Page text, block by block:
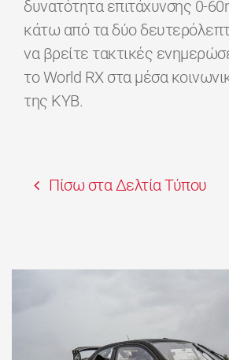
δυνατότητα επιτάχυνσης 0-
κάτω από τα δύο
να βρείτε τακτικές
το World RX στα μέσα
της KYB.
Πίσω στα Δελτία Τύπου